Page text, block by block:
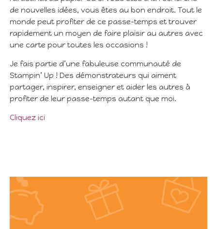
de nouvelles idées, vous êtes au bon endroit. Tout le
monde peut profiter de ce passe-temps et trouver
rapidement un moyen de faire plaisir au autres avec
une carte pour toutes les occasions !
Je fais partie d’une fabuleuse communauté de
Stampin’ Up ! Des démonstrateurs qui aiment
partager, inspirer, enseigner et aider les autres à
profiter de leur passe-temps autant que moi.
Cliquez ici